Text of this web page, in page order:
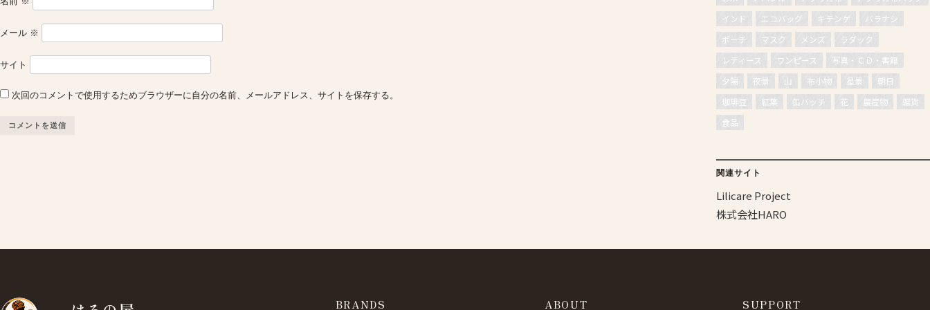
メール ※
サイト
次回のコメントで使用するためブラウザーに自分の名前、メールアドレス、サイトを保存する。
インド
エコバッグ キテンゲ
バラナシ
ポーチ
マスク メンズ
ラダック
レディース
ワンピース
写真・ＣＤ・書籍
夕陽
夜景 山 布小物 星景
朝日
珈琲豆
紅葉 缶バッチ 花 農産物
雑貨
食品
関連サイト
Lilicare Project
株式会社HARO
BRANDS ABOUT SUPPORT